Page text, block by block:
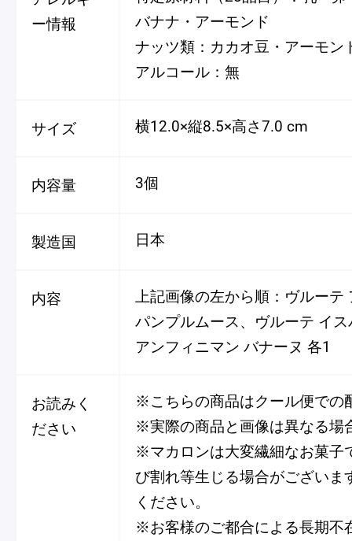
ー情報
バナナ・アーモンド
ナッツ類：カカオ豆・アーモン
アルコール：無
サイズ 横12.0×縦8.5×高さ7.0 cm
内容量 3個
製造国 日本
内容
上記画像の左から順：ヴルーテ
パンプルムース、ヴルーテ イ
アンフィニマン バナーヌ 各1
お読みく
ださい
※こちらの商品はクール便での
※実際の商品と画像は異なる場
※マカロンは大変繊細なお菓子
び割れ等生じる場合がございま
ください。
※お客様のご都合による長期不